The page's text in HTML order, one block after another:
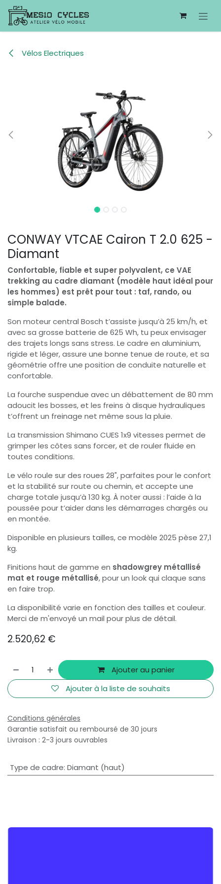
Se rendre au contenu
Vélos Electriques
CONWAY VTCAE Cairon T 2.0 625 -
Diamant
Confortable, fiable et super polyvalent, ce VAE
trekking au cadre diamant (modèle haut idéal pour
les hommes) est prêt pour tout : taf, rando, ou
simple balade.
Son moteur central Bosch t’assiste jusqu’à 25 km/h, et
avec sa grosse batterie de 625 Wh, tu peux envisager
des trajets longs sans stress. Le cadre en aluminium,
rigide et léger, assure une bonne tenue de route, et sa
géométrie offre une position de conduite naturelle et
confortable.
La fourche suspendue avec un débattement de 80 mm
adoucit les bosses, et les freins à disque hydrauliques
t’offrent un freinage net même sous la pluie.
La transmission Shimano CUES 1x9 vitesses permet de
grimper les côtes sans forcer, et de rouler fluide en
toutes conditions.
Le vélo roule sur des roues 28", parfaites pour le confort
et la stabilité sur route ou chemin, et accepte une
charge totale jusqu’à 130 kg. À noter aussi : l’aide à la
poussée pour t’aider dans les démarrages chargés ou
en montée.
Disponible en plusieurs tailles, ce modèle 2025 pèse 27,1
kg.
Finitions haut de gamme en shadowgrey métallisé
mat et rouge métallisé, pour un look qui claque sans
en faire trop.
La disponibilité varie en fonction des tailles et couleur.
Merci de m'envoyé un mail pour plus de détail.
2.520,62 €
Ajouter au panier
Ajouter à la liste de souhaits
Conditions générales
Garantie satisfait ou remboursé de 30 jours
Livraison : 2-3 jours ouvrables
Type de cadre: Diamant (haut)